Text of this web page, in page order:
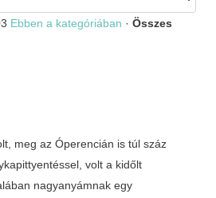
Ebben a kategóriában · Összes
meg az Óperencián is túl száz
volt a kidőlt
nagyanyámnak egy